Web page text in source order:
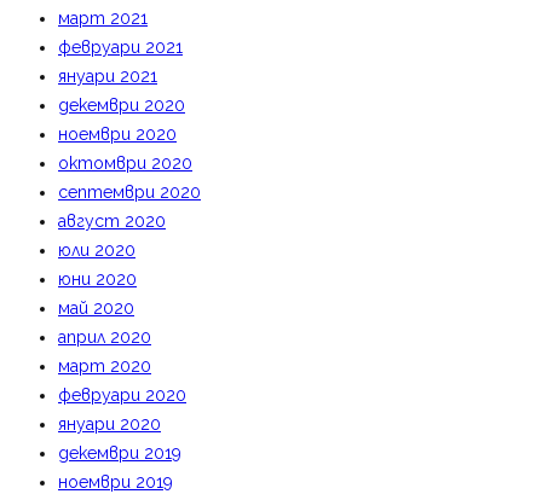
март 2021
февруари 2021
януари 2021
декември 2020
ноември 2020
октомври 2020
септември 2020
август 2020
юли 2020
юни 2020
май 2020
април 2020
март 2020
февруари 2020
януари 2020
декември 2019
ноември 2019